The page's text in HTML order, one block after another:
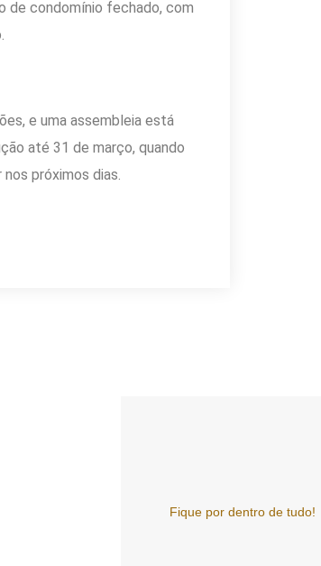
de condomínio fechado, com
e uma assembleia está
até 31 de março, quando
próximos dias.
Fique por dentro de tudo!